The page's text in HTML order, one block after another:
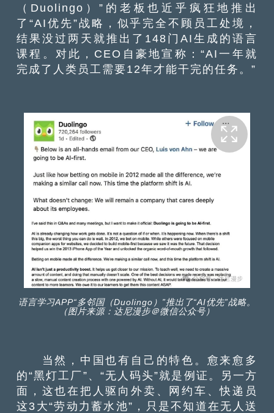
（Duolingo）”的老板也近乎疯狂地推出
了“AI优先”战略，似乎完全不顾员工处境，
结果没过两天就推出了148门AI生成的语言
课程。对此，CEO自豪地宣称：“AI一年就
完成了人类员工需要12年才能干完的任务。”
语言学习APP“多邻国（Duolingo）”推出了“AI优先”战略。
（图片来源：达尼漫步＠微信公众号）
当然，中国也有自己的特色。愈来愈多
的“黑灯工厂”、“无人码头”就是例证。另一方
面，这也在把人驱向外卖、网约车、快递员
这3大“劳动力蓄水池”，只是不知道在无人送